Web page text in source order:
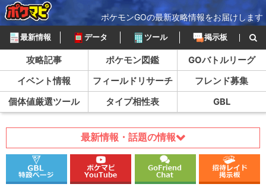
ポケモンGOの最新攻略情報をお届けします
最新情報 データ ツール 掲示板
攻略記事 ポケモン図鑑
GOバトルリーグ
イベント情報
フィールドリサーチ
フレンド募集
個体値厳選ツール
タイプ相性表 GBL
最新情報・話題の情報